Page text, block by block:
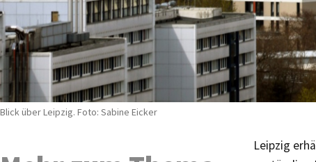
Blick über Leipzig. Foto: Sabine Eicker
Leipzig